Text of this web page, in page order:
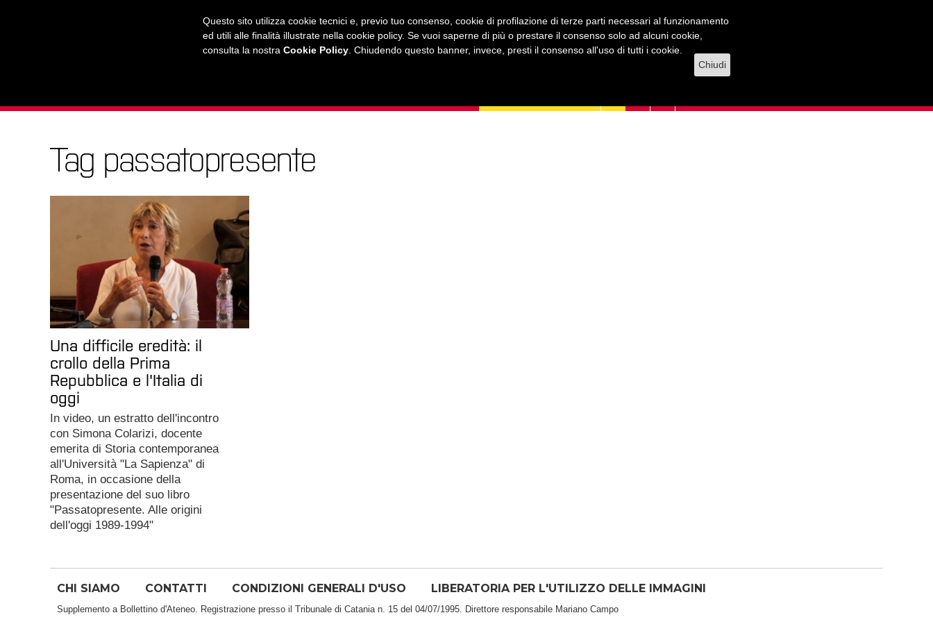
Questo sito utilizza cookie tecnici e, previo tuo consenso, cookie di profilazione di terze parti necessari al funzionamento
ed utili alle finalità illustrate nella cookie policy. Se vuoi saperne di più o prestare il consenso solo ad alcuni cookie,
consulta la nostra Cookie Policy . Chiudendo questo banner, invece, presti il consenso all'uso di tutti i cookie.
Chiudi
L'AGENDA
Tag passatopresente
Una difficile eredità: il
crollo della Prima
Repubblica e l'Italia di
oggi
In video, un estratto dell'incontro
con Simona Colarizi, docente
emerita di Storia contemporanea
all'Università "La Sapienza" di
Roma, in occasione della
presentazione del suo libro
"Passatopresente. Alle origini
dell'oggi 1989-1994"
CHI SIAMO CONTATTI CONDIZIONI GENERALI D'USO LIBERATORIA PER L'UTILIZZO DELLE IMMAGINI
Supplemento a Bollettino d'Ateneo. Registrazione presso il Tribunale di Catania n. 15 del 04/07/1995. Direttore responsabile Mariano Campo